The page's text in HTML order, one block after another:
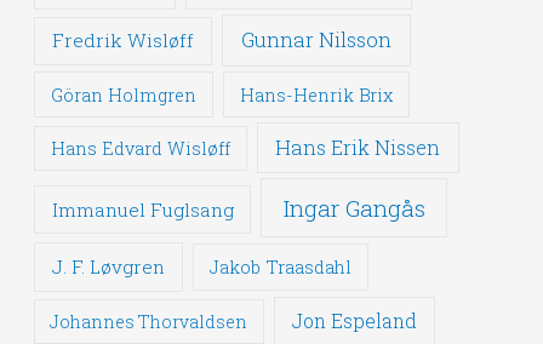
Fredrik Wisløff Gunnar Nilsson
Göran Holmgren Hans-Henrik Brix
Hans Edvard Wisløff Hans Erik Nissen
Immanuel Fuglsang Ingar Gangås
J. F. Løvgren Jakob Traasdahl
Johannes Thorvaldsen Jon Espeland